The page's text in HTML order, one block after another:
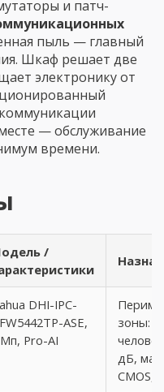
и патч-
пыль — главный
Шкаф решает две
электронику от
— обслуживание
времени.
/
DHI-IPC-
ASE,
Pro-AI
зоны:
дБ,
CMOS,